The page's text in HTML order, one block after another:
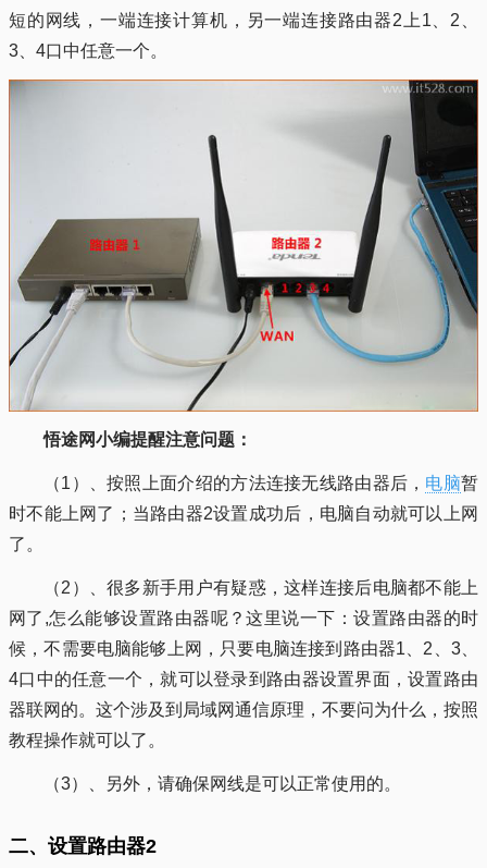
短的网线，一端连接计算机，另一端连接路由器2上1、2、
3、4口中任意一个。
悟途网小编提醒注意问题：
（1）、按照上面介绍的方法连接无线路由器后， 电脑暂
时不能上网了；当路由器2设置成功后，电脑自动就可以上网
了。
（2）、很多新手用户有疑惑，这样连接后电脑都不能上
网了,怎么能够设置路由器呢？这里说一下：设置路由器的时
候，不需要电脑能够上网，只要电脑连接到路由器1、2、3、
4口中的任意一个，就可以登录到路由器设置界面，设置路由
器联网的。这个涉及到局域网通信原理，不要问为什么，按照
教程操作就可以了。
（3）、另外，请确保网线是可以正常使用的。
二、设置路由器2